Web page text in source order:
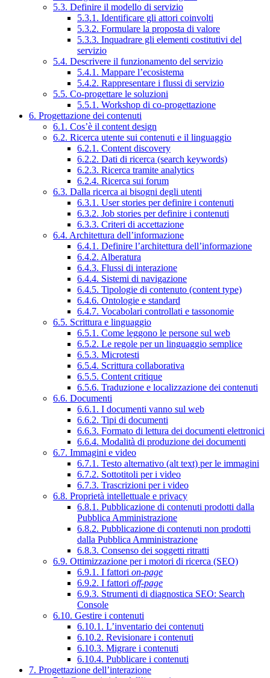
5.3. Definire il modello di servizio
5.3.1. Identificare gli attori coinvolti
5.3.2. Formulare la proposta di valore
5.3.3. Inquadrare gli elementi costitutivi del
servizio
5.4. Descrivere il funzionamento del servizio
5.4.1. Mappare l’ecosistema
5.4.2. Rappresentare i flussi di servizio
5.5. Co-progettare le soluzioni
5.5.1. Workshop di co-progettazione
6. Progettazione dei contenuti
6.1. Cos’è il content design
6.2. Ricerca utente sui contenuti e il linguaggio
6.2.1. Content discovery
6.2.2. Dati di ricerca (search keywords)
6.2.3. Ricerca tramite analytics
6.2.4. Ricerca sui forum
6.3. Dalla ricerca ai bisogni degli utenti
6.3.1. User stories per definire i contenuti
6.3.2. Job stories per definire i contenuti
6.3.3. Criteri di accettazione
6.4. Architettura dell’informazione
6.4.1. Definire l’architettura dell’informazione
6.4.2. Alberatura
6.4.3. Flussi di interazione
6.4.4. Sistemi di navigazione
6.4.5. Tipologie di contenuto (content type)
6.4.6. Ontologie e standard
6.4.7. Vocabolari controllati e tassonomie
6.5. Scrittura e linguaggio
6.5.1. Come leggono le persone sul web
6.5.2. Le regole per un linguaggio semplice
6.5.3. Microtesti
6.5.4. Scrittura collaborativa
6.5.5. Content critique
6.5.6. Traduzione e localizzazione dei contenuti
6.6. Documenti
6.6.1. I documenti vanno sul web
6.6.2. Tipi di documenti
6.6.3. Formato di lettura dei documenti elettronici
6.6.4. Modalità di produzione dei documenti
6.7. Immagini e video
6.7.1. Testo alternativo (alt text) per le immagini
6.7.2. Sottotitoli per i video
6.7.3. Trascrizioni per i video
6.8. Proprietà intellettuale e privacy
6.8.1. Pubblicazione di contenuti prodotti dalla
Pubblica Amministrazione
6.8.2. Pubblicazione di contenuti non prodotti
dalla Pubblica Amministrazione
6.8.3. Consenso dei soggetti ritratti
6.9. Ottimizzazione per i motori di ricerca (SEO)
6.9.1. I fattori on-page
6.9.2. I fattori off-page
6.9.3. Strumenti di diagnostica SEO: Search
Console
6.10. Gestire i contenuti
6.10.1. L’inventario dei contenuti
6.10.2. Revisionare i contenuti
6.10.3. Migrare i contenuti
6.10.4. Pubblicare i contenuti
7. Progettazione dell’interazione